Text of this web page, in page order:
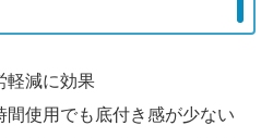
軽減に効果
間使用でも底付き感が少ない